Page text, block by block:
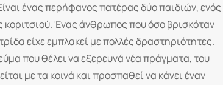
ένας περήφανος πατέρας δύο παιδιών, ενός
κοριτσιού. Ένας άνθρωπος που όσο βρισκόταν
είχε εμπλακεί με πολλές δραστηριότητες.
που θέλει να εξερευνά νέα πράγματα, του
με τα κοινά και προσπαθεί να κάνει έναν